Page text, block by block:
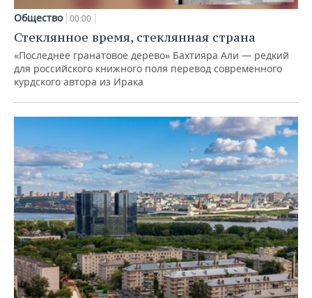
Общество 00:00
Стеклянное время, стеклянная страна
«Последнее гранатовое дерево» Бахтияра Али — редкий
для российского книжного поля перевод современного
курдского автора из Ирака